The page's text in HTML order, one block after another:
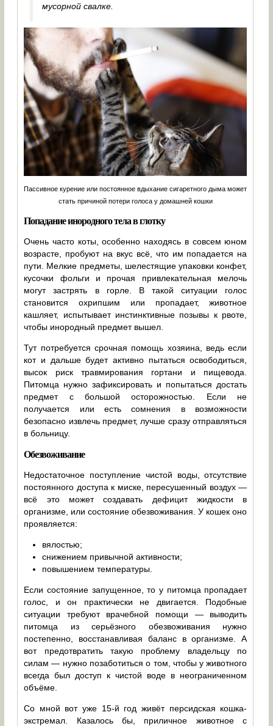
мусорной свалке.
Пассивное курение или постоянное вдыхание сигаретного дыма может
стать причиной потери голоса у домашней кошки
Попадание инородного тела в глотку
Очень часто коты, особенно находясь в совсем юном
возрасте, пробуют на вкус всё, что им попадается на
пути. Мелкие предметы, шелестящие упаковки конфет,
кусочки фольги и прочая привлекательная мелочь
могут застрять в горле. В такой ситуации голос
становится охрипшим или пропадает, животное
кашляет, испытывает инстинктивные позывы к рвоте,
чтобы инородный предмет вышел.
Тут потребуется срочная помощь хозяина, ведь если
кот и дальше будет активно пытаться освободиться,
высок риск травмирования гортани и пищевода.
Питомца нужно зафиксировать и попытаться достать
предмет с большой осторожностью. Если не
получается или есть сомнения в возможности
безопасно извлечь предмет, лучше сразу отправляться
в больницу.
Обезвоживание
Недостаточное поступление чистой воды, отсутствие
постоянного доступа к миске, пересушенный воздух —
всё это может создавать дефицит жидкости в
организме, или состояние обезвоживания. У кошек оно
проявляется:
вялостью;
снижением привычной активности;
повышением температуры.
Если состояние запущенное, то у питомца пропадает
голос, и он практически не двигается. Подобные
ситуации требуют врачебной помощи — выводить
питомца из серьёзного обезвоживания нужно
постепенно, восстанавливая баланс в организме. А
вот предотвратить такую проблему владельцу по
силам — нужно позаботиться о том, чтобы у животного
всегда был доступ к чистой воде в неограниченном
объёме.
Со мной вот уже 15-й год живёт персидская кошка-
экстремал. Казалось бы, приличное животное с